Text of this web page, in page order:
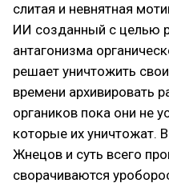
слитая и невнятная
ИИ созданный с целью
антагонизма
решает уничтожить
времени архивировать
органиков пока они не
которые их уничтожат.
Жнецов и суть всего
сворачиваются